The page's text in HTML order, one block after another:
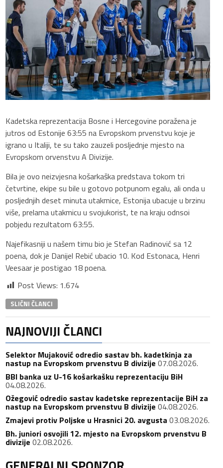
Kadetska reprezentacija Bosne i Hercegovine poražena je
jutros od Estonije 63:55 na Evropskom prvenstvu koje je
igrano u Italiji, te su tako zauzeli posljednje mjesto na
Evropskom orvenstvu A Divizije.
Bila je ovo neizvjesna košarkaška predstava tokom tri
četvrtine, ekipe su bile u gotovo potpunom egalu, ali onda u
posljednjih deset minuta utakmice, Estonija ubacuje u brzinu
više, prelama utakmicu u svojukorist, te na kraju odnsoi
pobjedu rezultatom 63:55.
Najefikasniji u našem timu bio je Stefan Radinović sa 12
poena, dok je Danijel Rebić ubacio 10. Kod Estonaca, Henri
Veesaar je postigao 18 poena.
Post Views: 1.674
SLIČNI ČLANCI
NAJNOVIJI ČLANCI
Selektor Mujaković odredio sastav bh. kadetkinja za
nastup na Evropskom prvenstvu B divizije 07.08.2026.
BBI banka uz U-16 košarkašku reprezentaciju BiH
04.08.2026.
Ožegović odredio sastav kadetske reprezentacije BiH za
nastup na Evropskom prvenstvu B divizije 04.08.2026.
Zmajevi protiv Poljske u Hrasnici 20. avgusta 03.08.2026.
Bh. juniori osvojili 12. mjesto na Evropskom prvenstvu B
divizije 02.08.2026.